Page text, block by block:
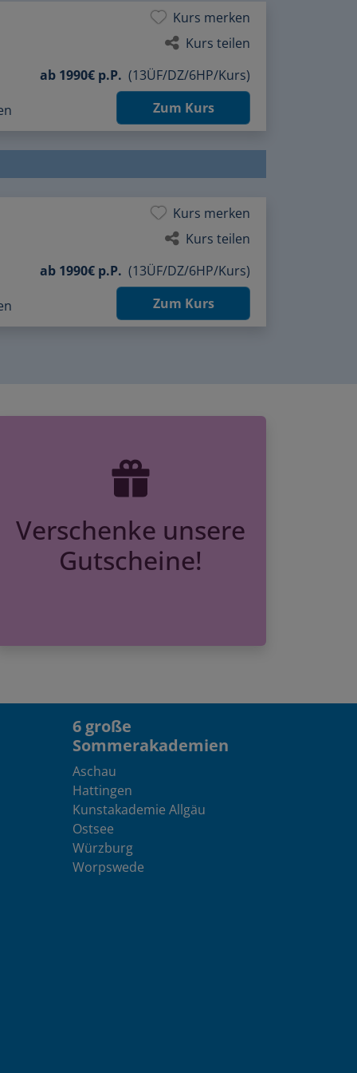
Kurs merken
Kurs teilen
ab 1990€ p.P. (13ÜF/DZ/6HP/Kurs)
Zum Kurs
Kurs merken
Kurs teilen
ab 1990€ p.P. (13ÜF/DZ/6HP/Kurs)
Zum Kurs
Verschenke unsere
Gutscheine!
6 große
Sommerakademien
Aschau
Hattingen
Kunstakademie Allgäu
Ostsee
Würzburg
Worpswede